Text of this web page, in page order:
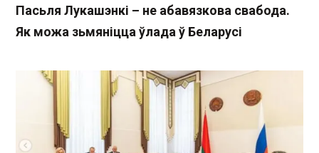
Пасьля Лукашэнкі – не абавязкова свабода.
Як можа зьмяніцца ўлада ў Беларусі